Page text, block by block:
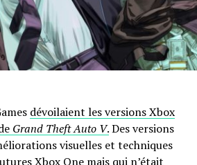
dévoilaient les versions Xbox
Grand Theft Auto V.Des versions
visuelles et techniques
Xbox One mais qui n’était